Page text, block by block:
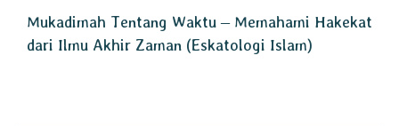
Mukadimah Tentang Waktu – Memahami Hakekat
dari Ilmu Akhir Zaman (Eskatologi Islam)